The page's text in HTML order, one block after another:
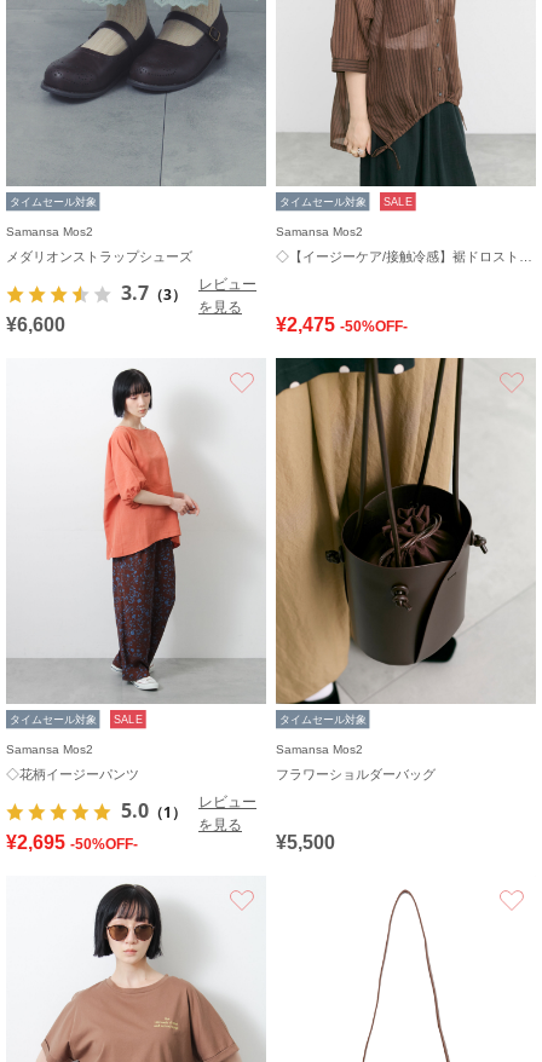
タイムセール対象
Samansa Mos2
メダリオンストラップシューズ
3.7 （3）
レビュー
を見る
¥6,600
タイムセール対象 SALE
Samansa Mos2
¥2,475 -50%OFF-
お気に入り
タイムセール対象 SALE
Samansa Mos2
◇花柄イージーパンツ
5.0 （1）
レビュー
を見る
¥2,695 -50%OFF-
タイムセール対象
Samansa Mos2
フラワーショルダーバッグ
¥5,500